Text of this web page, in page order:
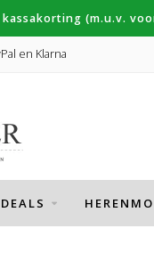
(m.u.v.
en Klarna